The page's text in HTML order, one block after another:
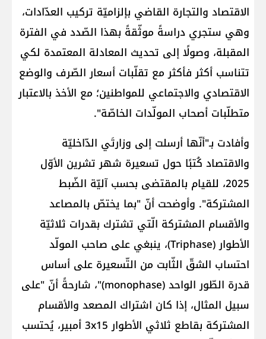
الاقتصاد والتجارة القاضي بإلزاميّة تركيب العدّادات،
وهي ستجري دراسةً موثّقةً بهذا الصّدد في الفترة
المقبلة، وصولًا إلى تحديث المعادلة المعتمدة لكي
تتناسب أكثر فأكثر مع تقلّبات أسعار الصّرف والوضع
الاقتصادي والاجتماعي للمواطنين؛ مع الأخذ بالاعتبار
متطلّبات أصحاب المولّدات الخاصّة".
وأفادت بـ"أنّها أرسلت إلى وزارتَي الدّاخليّة
والاقتصاد كُتبًا حول تسعيرة شهر تشرين الأوّل
2025، للقيام بالمقتضى بحسب آليّة الضّبط
المشتركة". وأوضحت أنّ "بما يختصّ بالمصاعد
والأقسام المشتركة الّتي تشترك بقدرات ثلاثيّة
الأطوار (Triphase)، ينبغي على صاحب المولّد
احتساب الشقّ الثّابت من التّسعيرة على أساس
قدرة الطّور الواحد (monophase)"، شارحةً أنّ "على
سبيل المثال، إذا كان اشتراك المصعد والأقسام
المشتركة بقاطع ثلاثي الأطوار 3x15 أمبير، يُحتسب